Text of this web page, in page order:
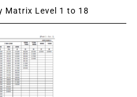
Matrix Level 1 to 18